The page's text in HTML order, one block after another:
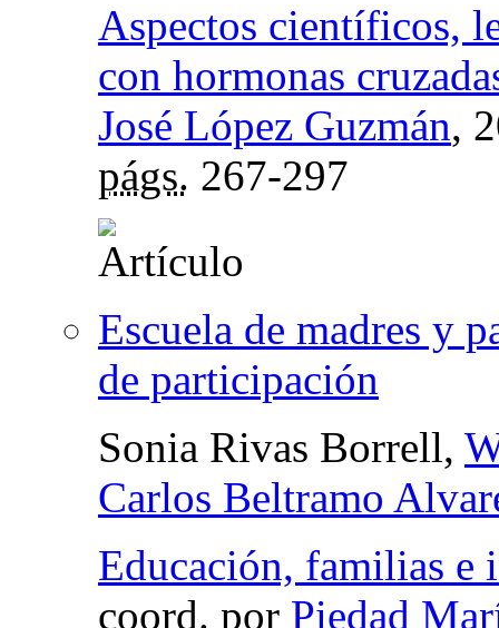
Aspectos científicos,
con hormonas
José López Guzmán,
págs. 267-297
Escuela de madres y
de participación
Sonia Rivas Borrell,
Carlos Beltramo
Educación, familias e
coord. por Piedad